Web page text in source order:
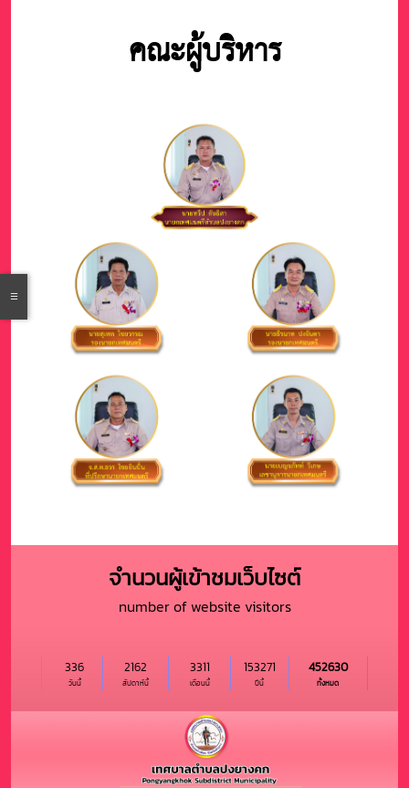
คณะผู้บริหาร
จำนวนผู้เข้าชมเว็บไซต์
number of website visitors
วันนี้
336
สัปดาห์นี้
2162
เดือนนี้
3311
ปีนี้
153271
ทั้งหมด
452630